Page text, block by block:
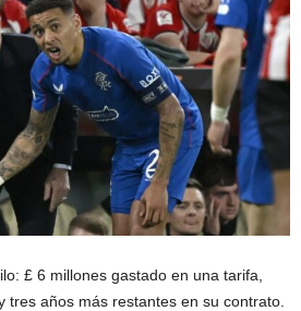
£ 6 millones gastado en una tarifa,
tres años más restantes en su contrato.